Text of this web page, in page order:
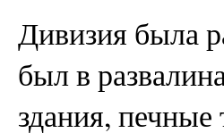
Дивизия была
был в
здания,